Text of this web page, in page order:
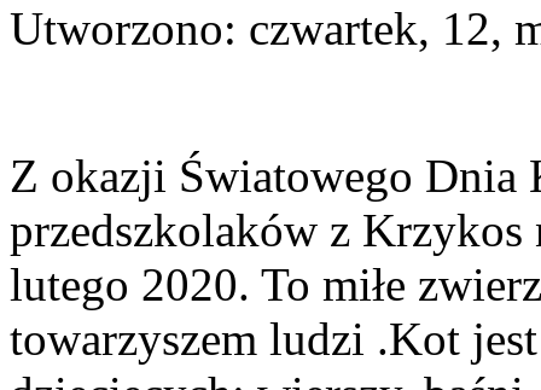
Utworzono: czwartek, 12,
Z okazji Światowego Dnia
przedszkolaków z Krzykos
lutego 2020. To miłe
towarzyszem ludzi .Kot